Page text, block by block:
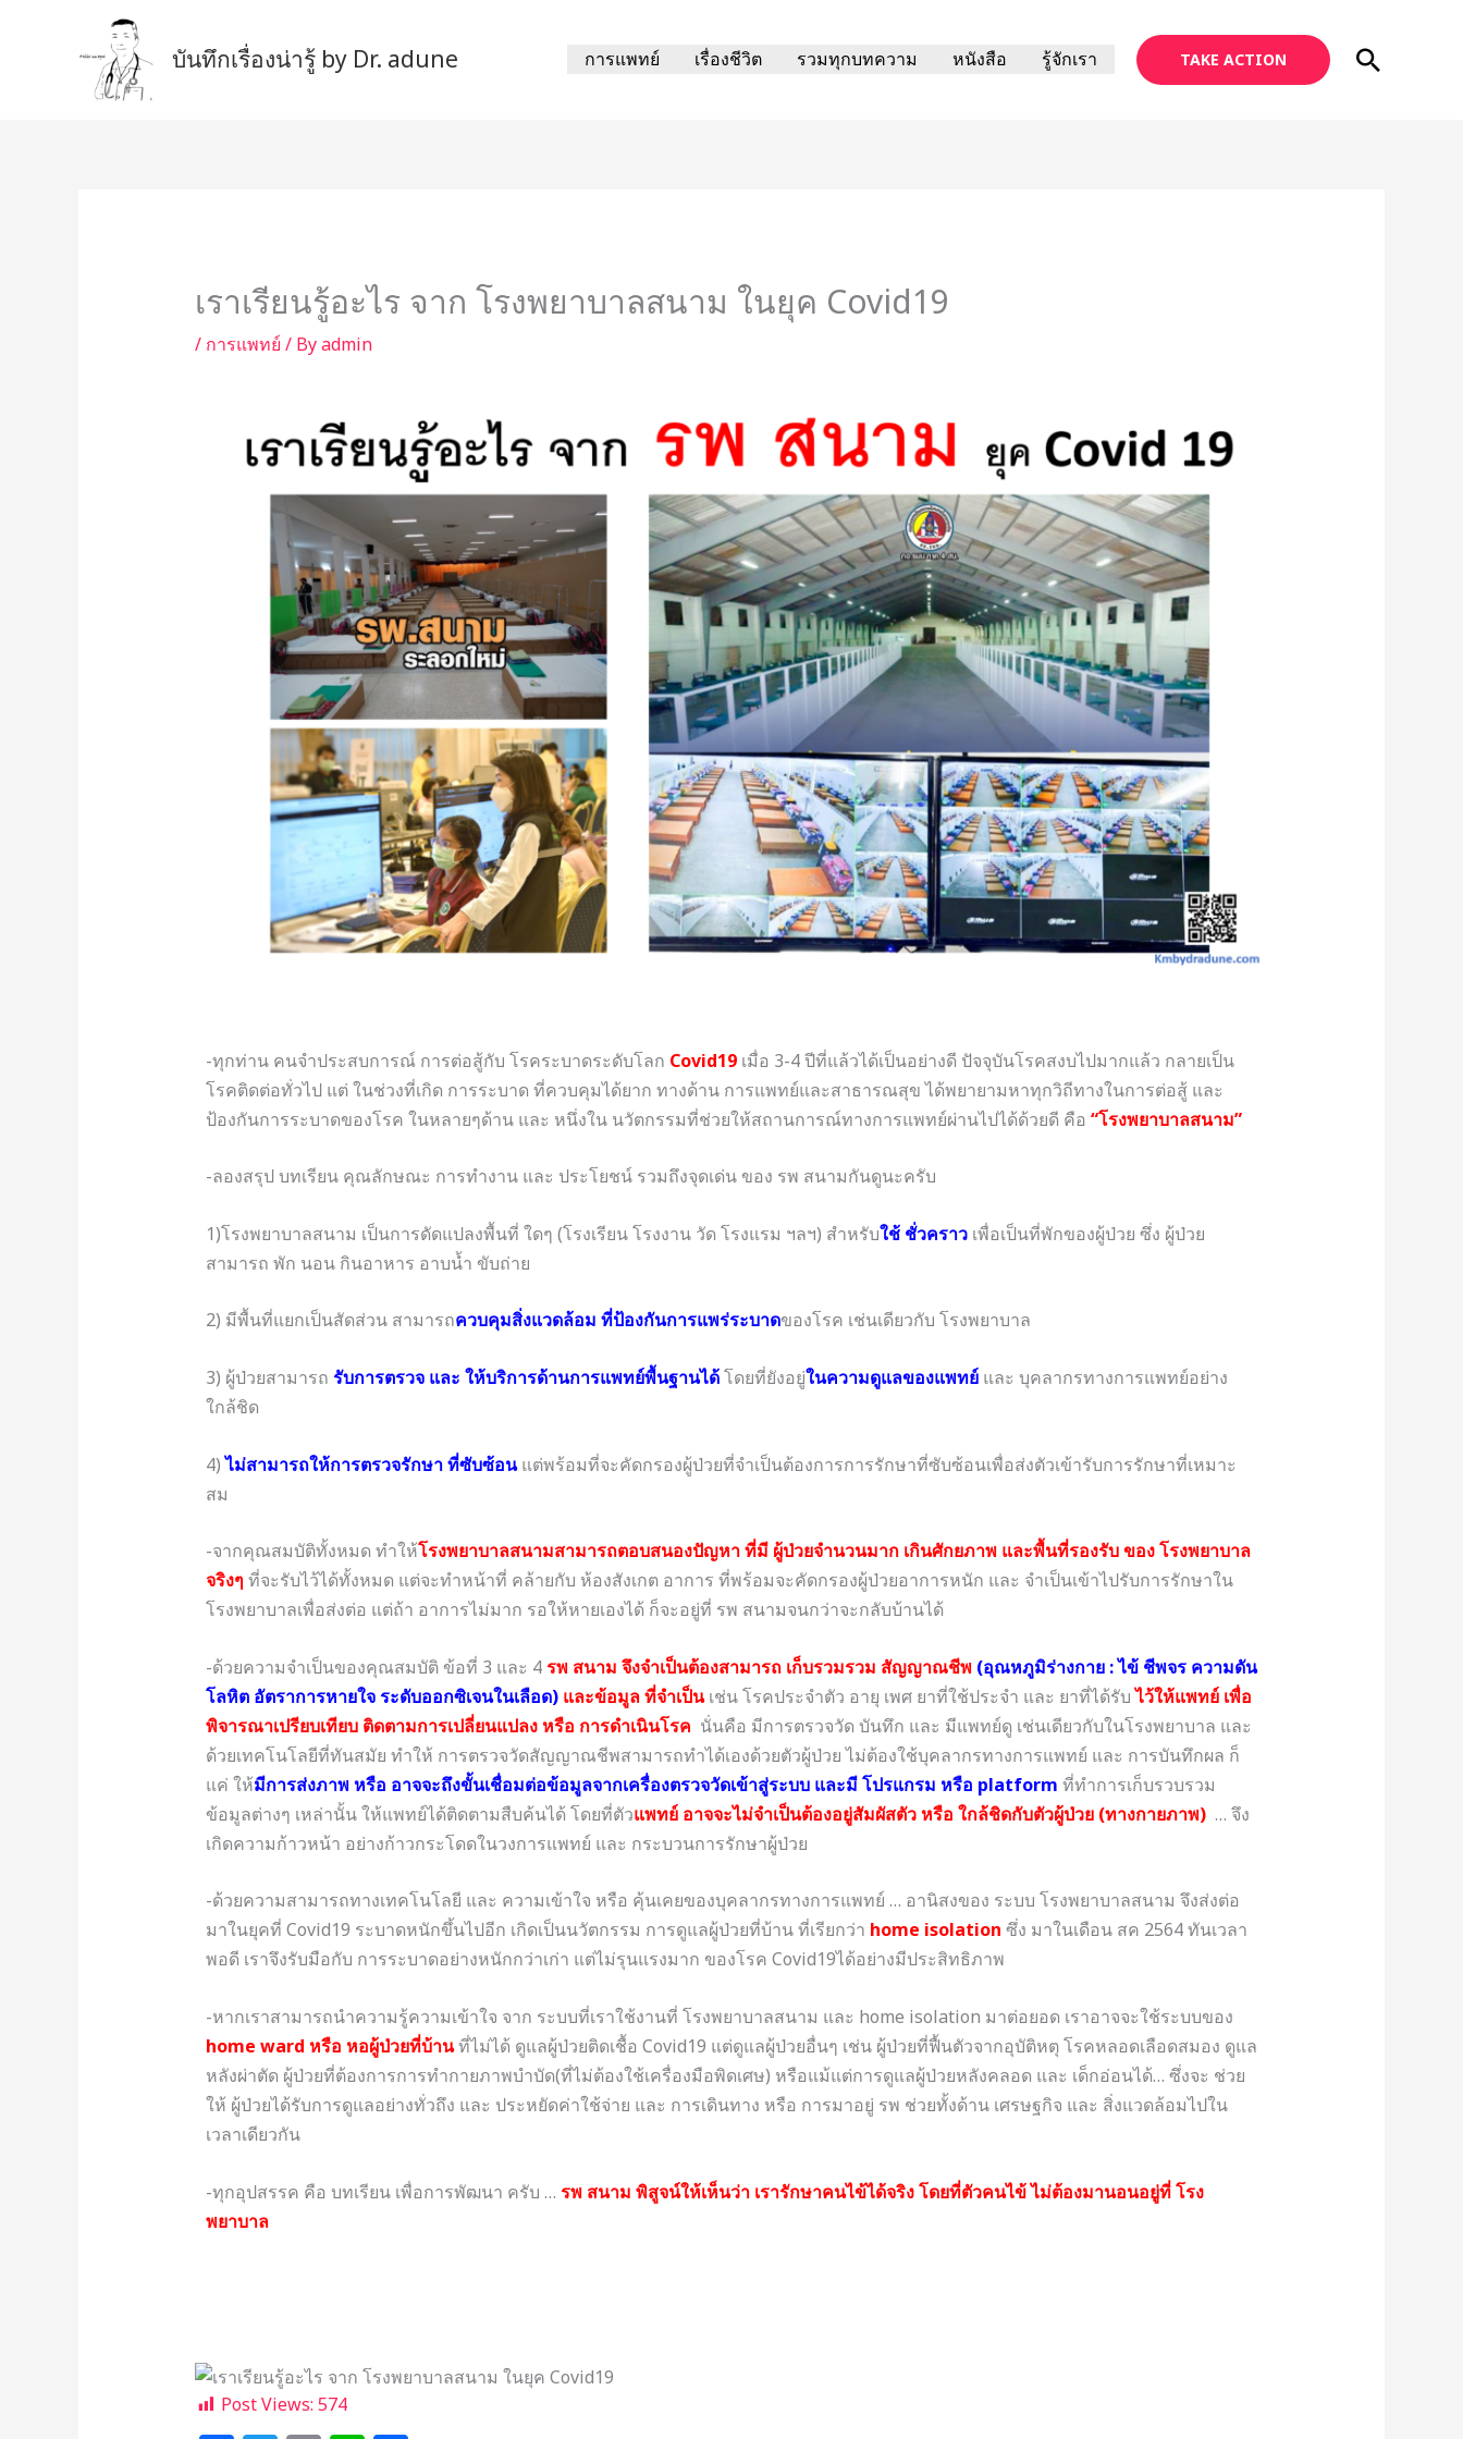
บันทึกเรื่องน่ารู้ by Dr. adune การแพทย์ เรื่องชีวิต รวมทุกบทความ หนังสือ รู้จักเรา TAKE ACTION Search
เราเรียนรู้อะไร จาก โรงพยาบาลสนาม ในยุค Covid19
/ การแพทย์ / Byadmin
-ทุกท่าน คนจำประสบการณ์ การต่อสู้กับ โรคระบาดระดับโลก Covid19เมื่อ 3-4 ปีที่แล้วได้เป็นอย่างดี ปัจจุบันโรคสงบไปมากแล้ว กลายเป็น
โรคติดต่อทั่วไป แต่ ในช่วงที่เกิด การระบาด ที่ควบคุมได้ยาก ทางด้าน การแพทย์และสาธารณสุข ได้พยายามหาทุกวิถีทางในการต่อสู้ และ
ป้องกันการระบาดของโรค ในหลายๆด้าน และ หนึ่งใน นวัตกรรมที่ช่วยให้สถานการณ์ทางการแพทย์ผ่านไปได้ด้วยดี คือ “โรงพยาบาลสนาม”
-ลองสรุป บทเรียน คุณลักษณะ การทำงาน และ ประโยชน์ รวมถึงจุดเด่น ของ รพ สนามกันดูนะครับ
1)โรงพยาบาลสนาม เป็นการดัดแปลงพื้นที่ ใดๆ (โรงเรียน โรงงาน วัด โรงแรม ฯลฯ) สำหรับใช้ ชั่วคราว เพื่อเป็นที่พักของผู้ป่วย ซึ่ง ผู้ป่วย
สามารถ พัก นอน กินอาหาร อาบน้ำ ขับถ่าย
2) มีพื้นที่แยกเป็นสัดส่วน สามารถควบคุมสิ่งแวดล้อม ที่ป้องกันการแพร่ระบาดของโรค เช่นเดียวกับ โรงพยาบาล
3) ผู้ป่วยสามารถ รับการตรวจ และ ให้บริการด้านการแพทย์พื้นฐานได้โดยที่ยังอยู่ในความดูแลของแพทย์ และ บุคลากรทางการแพทย์อย่าง
ใกล้ชิด
4)ไม่สามารถให้การตรวจรักษา ที่ซับซ้อนแต่พร้อมที่จะคัดกรองผู้ป่วยที่จำเป็นต้องการการรักษาที่ซับซ้อนเพื่อส่งตัวเข้ารับการรักษาที่เหมาะ
สม
-จากคุณสมบัติทั้งหมด ทำให้โรงพยาบาลสนามสามารถตอบสนองปัญหา ที่มี ผู้ป่วยจำนวนมาก เกินศักยภาพ และพื้นที่รองรับ ของ โรงพยาบาล
จริงๆ ที่จะรับไว้ได้ทั้งหมด แต่จะทำหน้าที่ คล้ายกับ ห้องสังเกต อาการ ที่พร้อมจะคัดกรองผู้ป่วยอาการหนัก และ จำเป็นเข้าไปรับการรักษาใน
โรงพยาบาลเพื่อส่งต่อ แต่ถ้า อาการไม่มาก รอให้หายเองได้ ก็จะอยู่ที่ รพ สนามจนกว่าจะกลับบ้านได้
-ด้วยความจำเป็นของคุณสมบัติ ข้อที่ 3 และ 4รพ สนาม จึงจำเป็นต้องสามารถ เก็บรวมรวม สัญญาณชีพ (อุณหภูมิร่างกาย : ไข้ ชีพจร ความดัน
โลหิต อัตราการหายใจ ระดับออกซิเจนในเลือด) และข้อมูล ที่จำเป็นเช่น โรคประจำตัว อายุ เพศ ยาที่ใช้ประจำ และ ยาที่ได้รับไว้ให้แพทย์ เพื่อ
พิจารณาเปรียบเทียบ ติดตามการเปลี่ยนแปลง หรือ การดำเนินโรค นั่นคือ มีการตรวจวัด บันทึก และ มีแพทย์ดู เช่นเดียวกับในโรงพยาบาล และ
ด้วยเทคโนโลยีที่ทันสมัย ทำให้ การตรวจวัดสัญญาณชีพสามารถทำได้เองด้วยตัวผู้ป่วย ไม่ต้องใช้บุคลากรทางการแพทย์ และ การบันทึกผล ก็
แค่ ให้มีการส่งภาพ หรือ อาจจะถึงขั้นเชื่อมต่อข้อมูลจากเครื่องตรวจวัดเข้าสู่ระบบ และมี โปรแกรม หรือ platform ที่ทำการเก็บรวบรวม
ข้อมูลต่างๆ เหล่านั้น ให้แพทย์ได้ติดตามสืบค้นได้ โดยที่ตัวแพทย์ อาจจะไม่จำเป็นต้องอยู่สัมผัสตัว หรือ ใกล้ชิดกับตัวผู้ป่วย (ทางกายภาพ)… จึง
เกิดความก้าวหน้า อย่างก้าวกระโดดในวงการแพทย์ และ กระบวนการรักษาผู้ป่วย
-ด้วยความสามารถทางเทคโนโลยี และ ความเข้าใจ หรือ คุ้นเคยของบุคลากรทางการแพทย์ … อานิสงของ ระบบ โรงพยาบาลสนาม จึงส่งต่อ
มาในยุคที่ Covid19 ระบาดหนักขึ้นไปอีก เกิดเป็นนวัตกรรม การดูแลผู้ป่วยที่บ้าน ที่เรียกว่า home isolation ซึ่ง มาในเดือน สค 2564 ทันเวลา
พอดี เราจึงรับมือกับ การระบาดอย่างหนักกว่าเก่า แต่ไม่รุนแรงมาก ของโรค Covid19ได้อย่างมีประสิทธิภาพ
-หากเราสามารถนำความรู้ความเข้าใจ จาก ระบบที่เราใช้งานที่ โรงพยาบาลสนาม และ home isolation มาต่อยอด เราอาจจะใช้ระบบของ
home ward หรือ หอผู้ป่วยที่บ้านที่ไม่ได้ ดูแลผู้ป่วยติดเชื้อ Covid19 แต่ดูแลผู้ป่วยอื่นๆ เช่น ผู้ป่วยที่ฟื้นตัวจากอุบัติหตุ โรคหลอดเลือดสมอง ดูแล
หลังผ่าตัด ผู้ป่วยที่ต้องการการทำกายภาพบำบัด(ที่ไม่ต้องใช้เครื่องมือพิดเศษ) หรือแม้แต่การดูแลผู้ป่วยหลังคลอด และ เด็กอ่อนได้… ซึ่งจะ ช่วย
ให้ ผู้ป่วยได้รับการดูแลอย่างทั่วถึง และ ประหยัดค่าใช้จ่าย และ การเดินทาง หรือ การมาอยู่ รพ ช่วยทั้งด้าน เศรษฐกิจ และ สิ่งแวดล้อมไปใน
เวลาเดียวกัน
-ทุกอุปสรรค คือ บทเรียน เพื่อการพัฒนา ครับ … รพ สนาม พิสูจน์ให้เห็นว่า เรารักษาคนไข้ได้จริง โดยที่ตัวคนไข้ ไม่ต้องมานอนอยู่ที่ โรง
พยาบาล
Post Views: 574